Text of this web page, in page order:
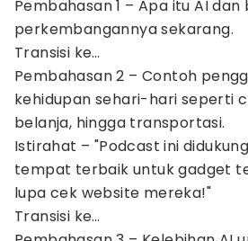
Pembahasan 1 – Apa itu AI
perkembangannya sekarang.
Transisi ke…
Pembahasan 2 – Contoh
kehidupan sehari-hari seperti
belanja, hingga transportasi.
Istirahat – "Podcast ini
tempat terbaik untuk gadget
lupa cek website mereka!"
Transisi ke…